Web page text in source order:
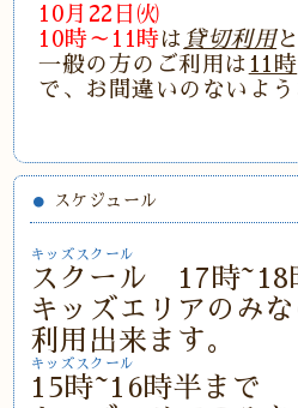
10月22日㈫
10時～11時は 貸切利用
一般の方のご利用は 11時
で、お間違いのないよう
スケジュール
キッズスクール
スクール 17時~18
キッズエリアのみ
利用出来ます。
キッズスクール
15時~16時半まで